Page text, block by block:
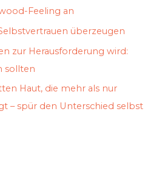
Feeling an
überzeugen
zur Herausforderung wird:
sollten
Haut, die mehr als nur
– spür den Unterschied selbst